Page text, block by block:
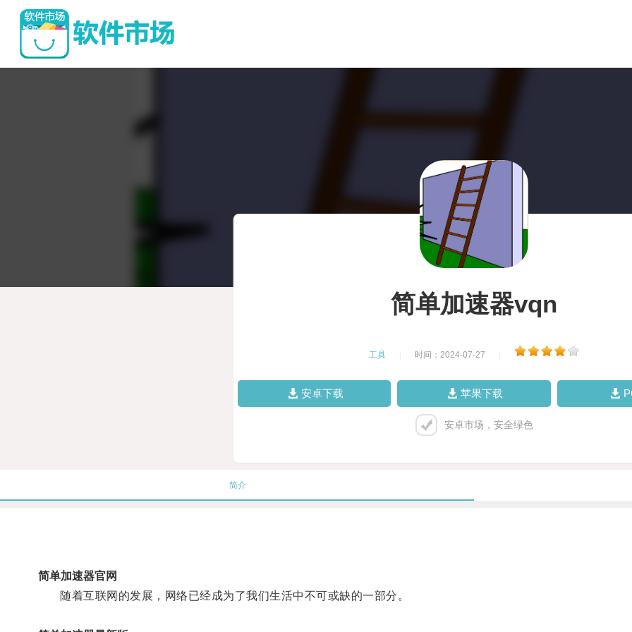
简单加速器vqn
工具 时间：2024-07-27
安卓下载 苹果下载
安卓市场，安全绿色
简介
简单加速器官网
随着互联网的发展，网络已经成为了我们生活中不可或缺的一部分。